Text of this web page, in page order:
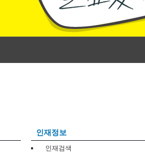
인재정보
인재검색